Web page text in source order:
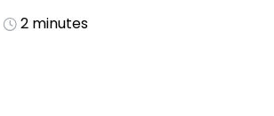
2 minutes